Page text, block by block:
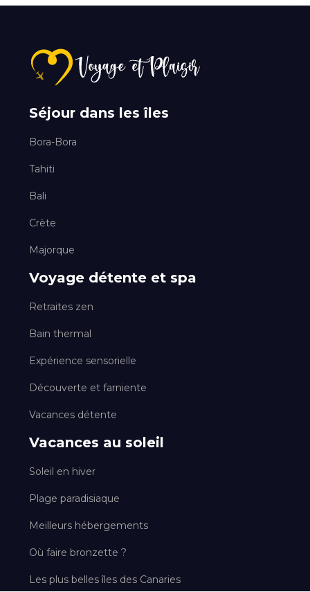
Séjour dans les îles
Bora-Bora
Tahiti
Bali
Crète
Majorque
Voyage détente et spa
Retraites zen
Bain thermal
Expérience sensorielle
Découverte et farniente
Vacances détente
Vacances au soleil
Soleil en hiver
Plage paradisiaque
Meilleurs hébergements
Où faire bronzette ?
Les plus belles îles des Canaries